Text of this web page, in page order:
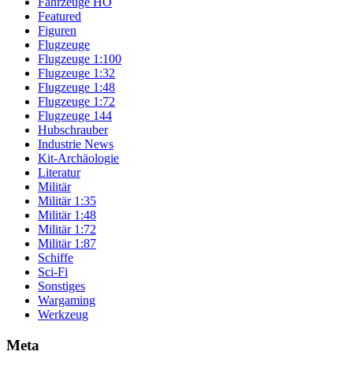
Featured
Figuren
Flugzeuge
Flugzeuge 1:100
Flugzeuge 1:32
Flugzeuge 1:48
Flugzeuge 1:72
Flugzeuge 144
Hubschrauber
Industrie News
Kit-Archäologie
Literatur
Militär
Militär 1:35
Militär 1:48
Militär 1:72
Militär 1:87
Schiffe
Sci-Fi
Sonstiges
Wargaming
Werkzeug
Meta